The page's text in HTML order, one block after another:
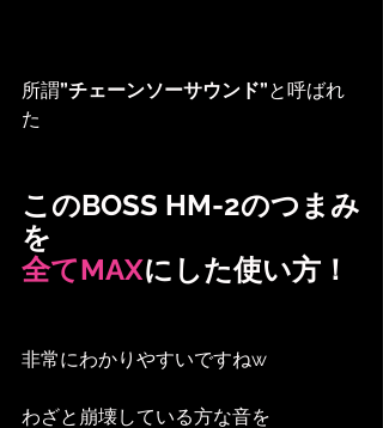
所謂”チェーンソーサウンド”と呼ばれ
た
このBOSS HM-2のつまみ
を
全てMAXにした使い方！
非常にわかりやすいですねw
わざと崩壊している方な音を